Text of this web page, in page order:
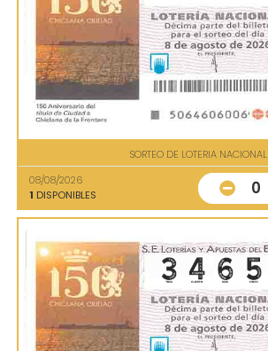
SORTEO DE LOTERIA NACIONAL
08/08/2026
1 DISPONIBLES 0